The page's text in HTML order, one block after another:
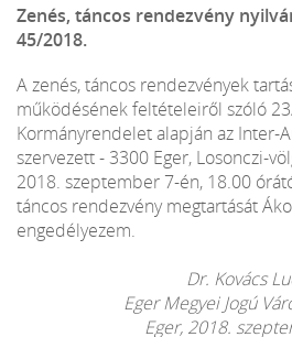
Zenés, táncos rendezvény
45/2018.
A zenés, táncos rendezvények
működésének feltételeiről szóló
Kormányrendelet alapján az Inter-
szervezett - 3300 Eger, Losonczi-
2018. szeptember 7-én, 18.00
táncos rendezvény megtartását
engedélyezem.
Dr. Kovács
Eger Megyei Jogú
Eger, 2018.